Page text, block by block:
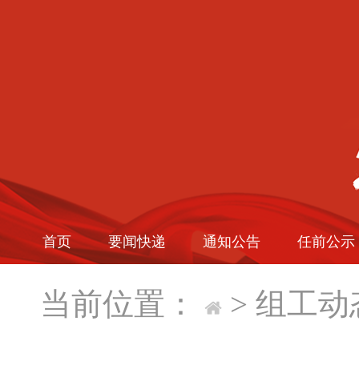
首页 要闻快递 通知公告 任前公示
当前位置： > 组工动